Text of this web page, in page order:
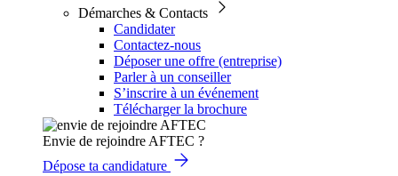
Démarches & Contacts
Candidater
Contactez-nous
Déposer une offre (entreprise)
Parler à un conseiller
S’inscrire à un événement
Télécharger la brochure
Envie de rejoindre AFTEC ?
Dépose ta candidature